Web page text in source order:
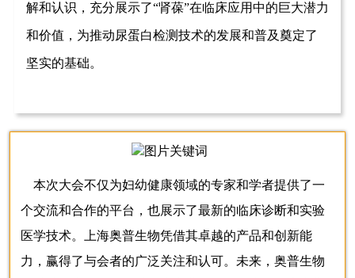
解和认识，充分展示了“肾葆”在临床应用中的巨大潜力
和价值，为推动尿蛋白检测技术的发展和普及奠定了
坚实的基础。
本次大会不仅为妇幼健康领域的专家和学者提供了一
个交流和合作的平台，也展示了最新的临床诊断和实验
医学技术。上海奥普生物凭借其卓越的产品和创新能
力，赢得了与会者的广泛关注和认可。未来，奥普生物